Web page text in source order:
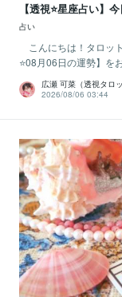
【透視⭐️星座占い】
占い
こんにちは！タロッ
⭐08月06日の運勢】
広瀬 可菜（透視タロッ
2026/08/06 03:44